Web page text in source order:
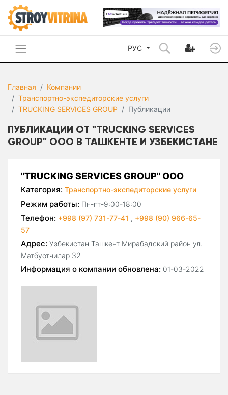
РУС
Главная
Компании
Транспортно-экспедиторские услуги
TRUCKING SERVICES GROUP
Публикации
ПУБЛИКАЦИИ ОТ "TRUCKING SERVICES
GROUP" ООО В ТАШКЕНТЕ И УЗБЕКИСТАНЕ
"TRUCKING SERVICES GROUP" ООО
Категория: Транспортно-экспедиторские услуги
Режим работы: Пн-пт-9:00-18:00
Телефон: +998 (97) 731-77-41 , +998 (90) 966-65-
57
Адрес: Узбекистан Ташкент Мирабадский район ул.
Матбуотчилар 32
Информация о компании обновлена: 01-03-2022